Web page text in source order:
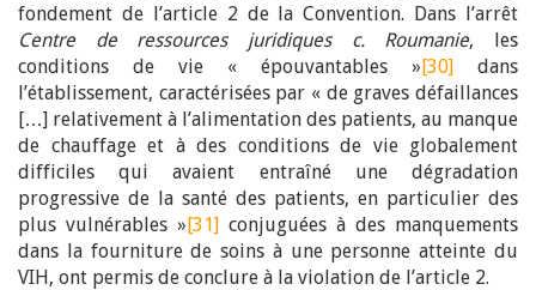
fondement de l’article 2 de la Convention. Dans l’arrêt
Centre de ressources juridiques c. Roumanie, les
conditions de vie « épouvantables »[30] dans
l’établissement, caractérisées par « de graves défaillances
[…] relativement à l’alimentation des patients, au manque
de chauffage et à des conditions de vie globalement
difficiles qui avaient entraîné une dégradation
progressive de la santé des patients, en particulier des
plus vulnérables »[31] conjuguées à des manquements
dans la fourniture de soins à une personne atteinte du
VIH, ont permis de conclure à la violation de l’article 2.